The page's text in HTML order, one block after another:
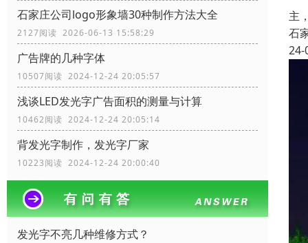
石家庄公司logo形象墙30种制作方法大全
2127阅读 2026-06-13 15:58:29
广告牌的几种字体
10507阅读 2024-12-24 20:05:57
浅谈LED发光字广告面积的测量与计算
10462阅读 2024-12-24 20:05:14
背发光字制作，发光字厂家
10223阅读 2024-12-24 20:00:40
发光字不亮几种维修方式？
主
石
24-